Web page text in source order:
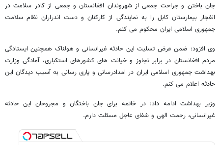
جان باختن و جراحت جمعی از شهروندان افغانستان و جمعی از کادر سلامت در
انفجار بیمارستان کابل را به نمایندگی از کارکنان و دست اندراران نظام سلامت
جمهوری اسلامی ایران محکوم می کنم.
وی افزود: ضمن عرض تسلیت این حادثه غیرانسانی و هولناک همچنین ایستادگی
مردم افغانستان در برابر تجاوز و خیانت های کشورهای استکباری، آمادگی وزارت
بهداشت جمهوری اسلامی ایران در امدادرسانی و یاری رسانی به آسیب دیدگان این
حادثه اعلام می کنم.
وزیر بهداشت ادامه داد: در خاتمه برای جان باختگان و مجروحان این حادثه
غیرانسانی، رحمت الهی و شفای عاجل مسئلت دارم.